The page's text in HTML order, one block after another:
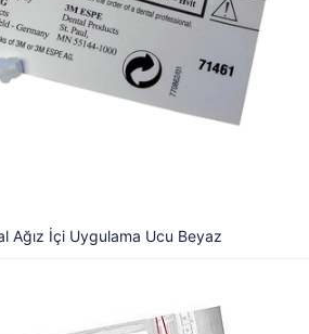
Ağız İçi Uygulama Ucu Beyaz